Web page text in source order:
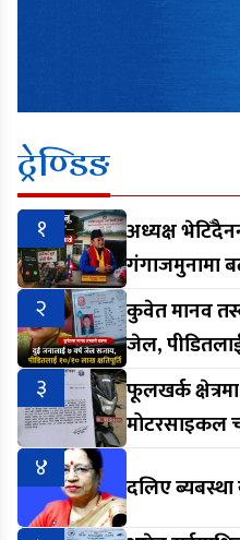
ट्रेण्डिङ
१
अध्यक्ष
गंगाजमुनामा
२
कुवेत मानव
जेल,
३
फूलखर्क
मोटरसाइकल
४
दलिए